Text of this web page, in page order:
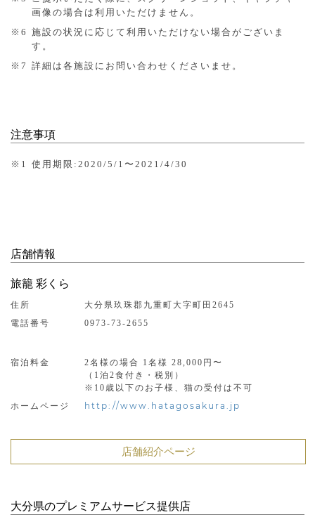
画像の場合は利用いただけません。
※6 施設の状況に応じて利用いただけない場合がございま
す。
※7 詳細は各施設にお問い合わせくださいませ。
注意事項
※1 使用期限:2020/5/1〜2021/4/30
店舗情報
旅籠 彩くら
住所
大分県玖珠郡九重町大字町田2645
電話番号
0973-73-2655
宿泊料金
2名様の場合 1名様 28,000円〜
（1泊2食付き・税別）
※10歳以下のお子様、猫の受付は不可
ホームページ
http://www.hatagosakura.jp
店舗紹介ページ
大分県のプレミアムサービス提供店